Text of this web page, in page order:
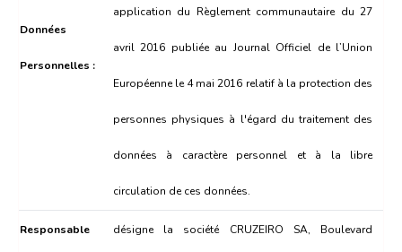
Données
Personnelles :
application du Règlement communautaire du 27
avril 2016 publiée au Journal Officiel de l’Union
Européenne le 4 mai 2016 relatif à la protection des
personnes physiques à l'égard du traitement des
données à caractère personnel et à la libre
circulation de ces données.
Responsable désigne la société CRUZEIRO SA, Boulevard